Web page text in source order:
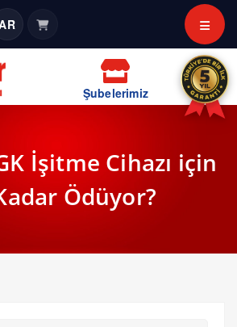
Şubelerimiz
İşitme Cihazı için
Ödüyor?